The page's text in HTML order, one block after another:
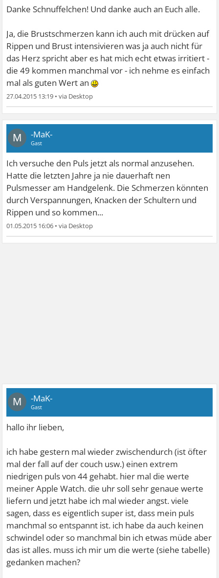
Danke Schnuffelchen! Und danke auch an Euch alle.
Ja, die Brustschmerzen kann ich auch mit drücken auf
Rippen und Brust intensivieren was ja auch nicht für
das Herz spricht aber es hat mich echt etwas irritiert -
die 49 kommen manchmal vor - ich nehme es einfach
mal als guten Wert an
27.04.2015 13:19 •
M -MaK-
Gast
Ich versuche den Puls jetzt als normal anzusehen.
Hatte die letzten Jahre ja nie dauerhaft nen
Pulsmesser am Handgelenk. Die Schmerzen könnten
durch Verspannungen, Knacken der Schultern und
Rippen und so kommen...
01.05.2015 16:06 •
M -MaK-
Gast
hallo ihr lieben,
ich habe gestern mal wieder zwischendurch (ist öfter
mal der fall auf der couch usw.) einen extrem
niedrigen puls von 44 gehabt. hier mal die werte
meiner Apple Watch. die uhr soll sehr genaue werte
liefern und jetzt habe ich mal wieder angst. viele
sagen, dass es eigentlich super ist, dass mein puls
manchmal so entspannt ist. ich habe da auch keinen
schwindel oder so manchmal bin ich etwas müde aber
das ist alles. muss ich mir um die werte (siehe tabelle)
gedanken machen?